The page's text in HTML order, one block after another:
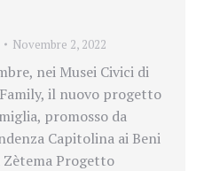
Novembre 2, 2022
nei Musei Civici di
il nuovo progetto
promosso da
Capitolina ai Beni
Progetto